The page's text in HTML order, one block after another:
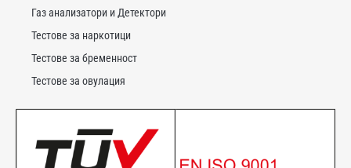
Газ анализатори и Детектори
Тестове за наркотици
Тестове за бременност
Тестове за овулация